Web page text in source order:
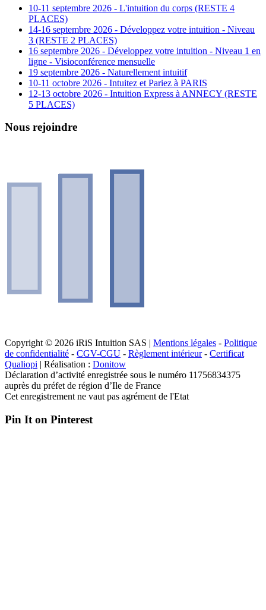
10-11 septembre 2026 - L'intuition du corps (RESTE 4
PLACES)
14-16 septembre 2026 - Développez votre intuition - Niveau
3 (RESTE 2 PLACES)
16 septembre 2026 - Développez votre intuition - Niveau 1 en
ligne - Visioconférence mensuelle
19 septembre 2026 - Naturellement intuitif
10-11 octobre 2026 - Intuitez et Pariez à PARIS
12-13 octobre 2026 - Intuition Express à ANNECY (RESTE
5 PLACES)
Nous rejoindre
Copyright © 2026 iRiS Intuition SAS | Mentions légales - Politique
de confidentialité - CGV-CGU - Règlement intérieur- Certificat
Qualiopi | Réalisation : Donitow
Déclaration d’activité enregistrée sous le numéro 11756834375
auprès du préfet de région d’Ile de France
Cet enregistrement ne vaut pas agrément de l'Etat
Pin It on Pinterest